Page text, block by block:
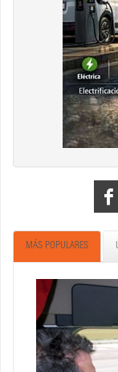
MÁS POPULARES